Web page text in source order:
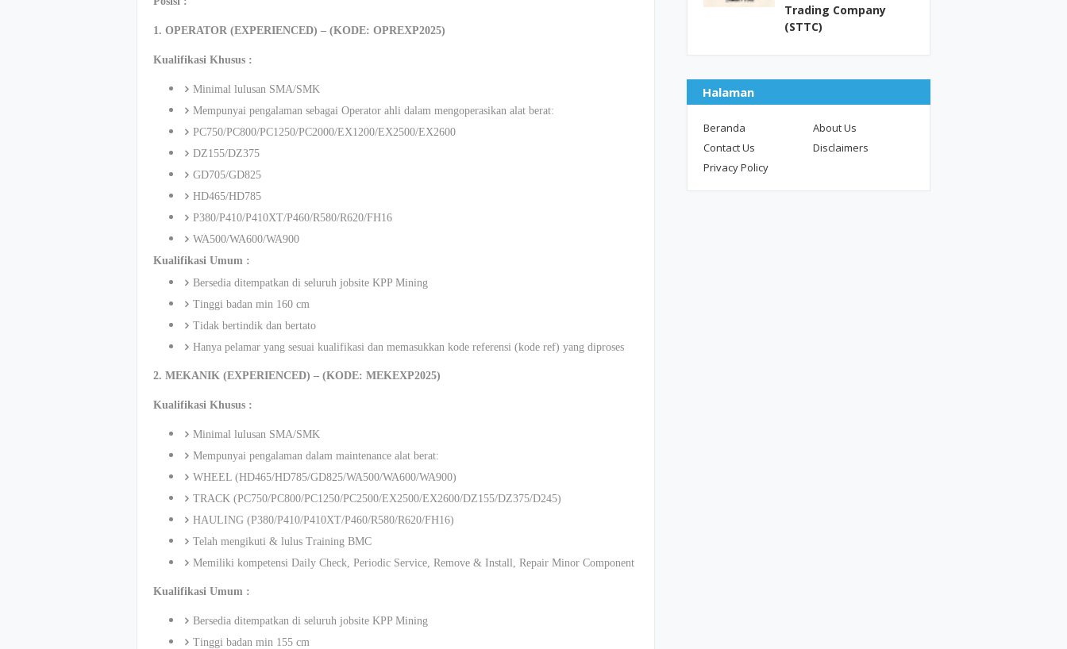
1. OPERATOR (EXPERIENCED) – (KODE: OPREXP2025)
Kualifikasi Khusus :
Minimal lulusan SMA/SMK
Mempunyai pengalaman sebagai Operator ahli dalam mengoperasikan alat berat:
PC750/PC800/PC1250/PC2000/EX1200/EX2500/EX2600
DZ155/DZ375
GD705/GD825
HD465/HD785
P380/P410/P410XT/P460/R580/R620/FH16
WA500/WA600/WA900
Kualifikasi Umum :
Bersedia ditempatkan di seluruh jobsite KPP Mining
Tinggi badan min 160 cm
Tidak bertindik dan bertato
Hanya pelamar yang sesuai kualifikasi dan memasukkan kode referensi (kode ref) yang diproses
2. MEKANIK (EXPERIENCED) – (KODE: MEKEXP2025)
Kualifikasi Khusus :
Minimal lulusan SMA/SMK
Mempunyai pengalaman dalam maintenance alat berat:
WHEEL (HD465/HD785/GD825/WA500/WA600/WA900)
TRACK (PC750/PC800/PC1250/PC2500/EX2500/EX2600/DZ155/DZ375/D245)
HAULING (P380/P410/P410XT/P460/R580/R620/FH16)
Telah mengikuti & lulus Training BMC
Memiliki kompetensi Daily Check, Periodic Service, Remove & Install, Repair Minor Component
Kualifikasi Umum :
Bersedia ditempatkan di seluruh jobsite KPP Mining
Tinggi badan min 155 cm
Trading Company
(STTC)
Halaman
Beranda
About Us
Contact Us
Disclaimers
Privacy Policy